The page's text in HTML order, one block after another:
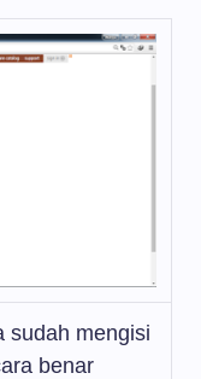
sudah mengisi
benar